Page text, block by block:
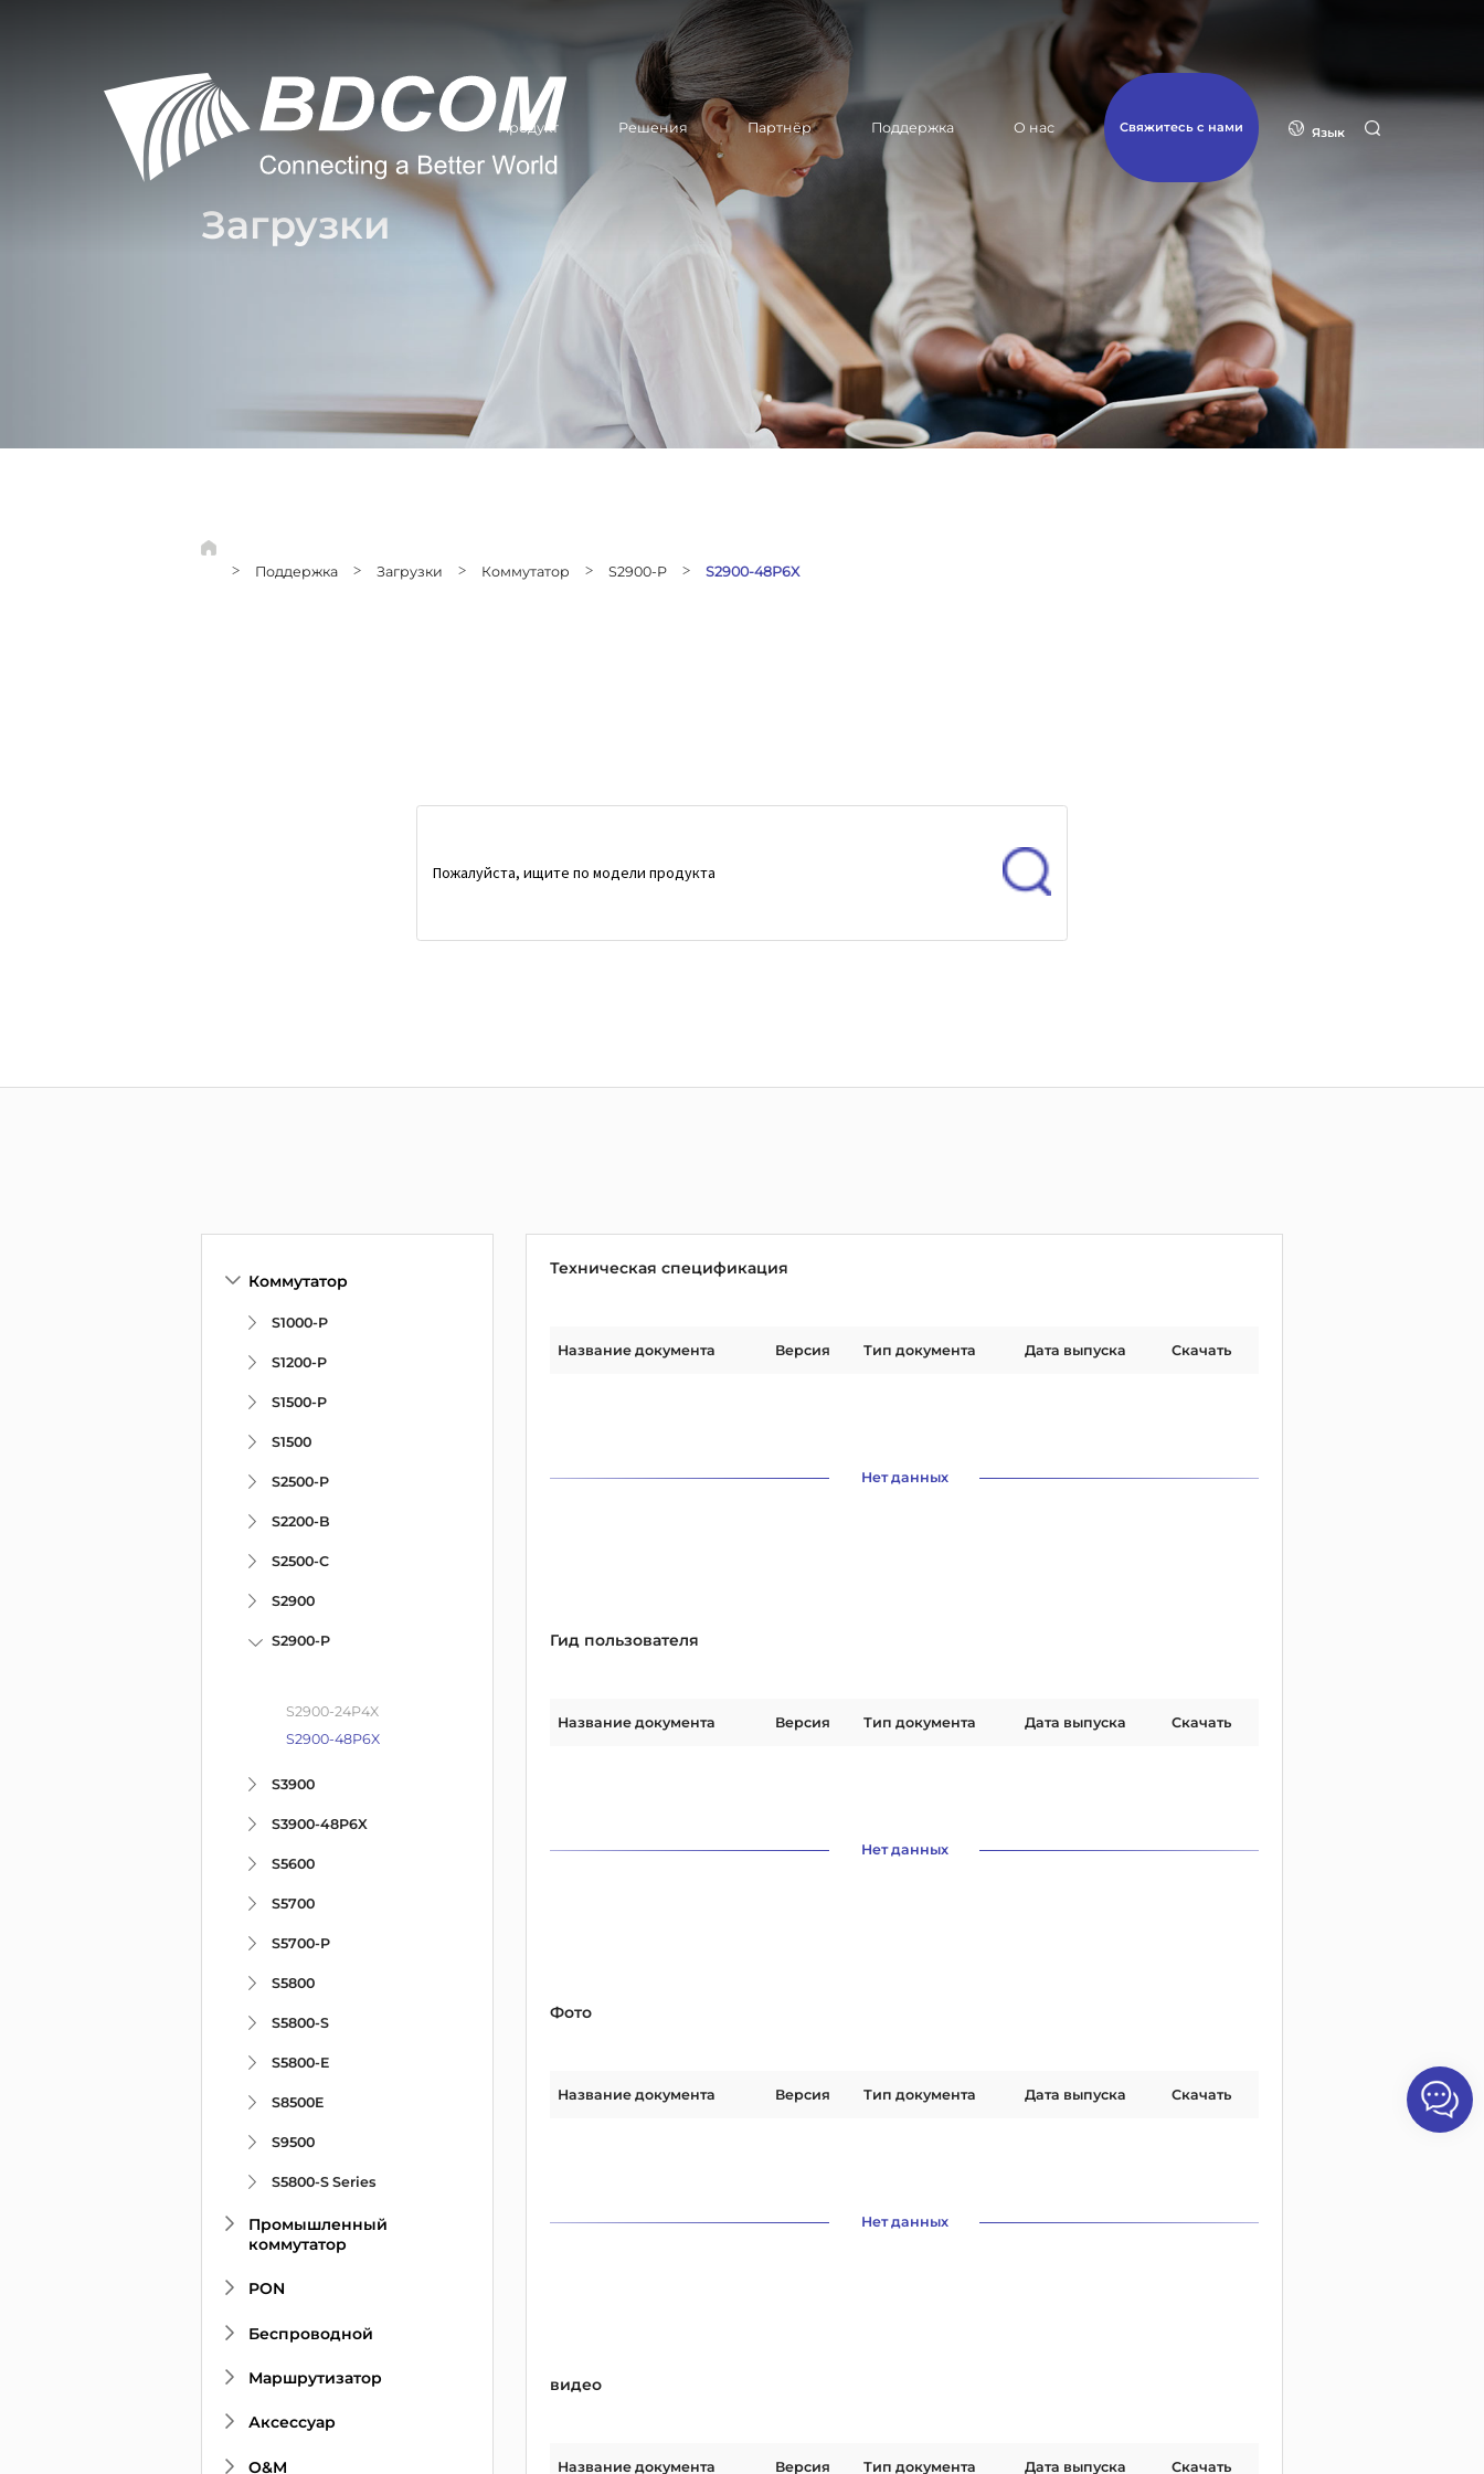
Продукт Решения Партнёр Поддержка О нас Свяжитесь с нами Язык
Загрузки
> Поддержка > Загрузки > Коммутатор > S2900-P > S2900-48P6X
Коммутатор
S1000-P
S1200-P
S1500-P
S1500
S2500-P
S2200-B
S2500-C
S2900
S2900-P
S2900-24P4X
S2900-48P6X
S3900
S3900-48P6X
S5600
S5700
S5700-P
S5800
S5800-S
S5800-E
S8500E
S9500
S5800-S Series
Промышленный
коммутатор
PON
Беспроводной
Маршрутизатор
Аксессуар
O&M
Техническая спецификация
Название документа Версия Тип документа Дата выпуска Скачать
Нет данных
Гид пользователя
Название документа Версия Тип документа Дата выпуска Скачать
Нет данных
Фото
Название документа Версия Тип документа Дата выпуска Скачать
Нет данных
видео
Название документа Версия Тип документа Дата выпуска Скачать